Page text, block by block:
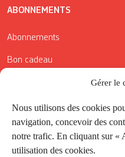
Gérer le
Nous utilisons des cookies
navigation, concevoir des
notre trafic. En cliquant sur «
utilisation des cookies.
ABONNEMENTS
Abonnements
Bon cadeau
Conditions générales de vente
Réductions de la Carte Côté
Application